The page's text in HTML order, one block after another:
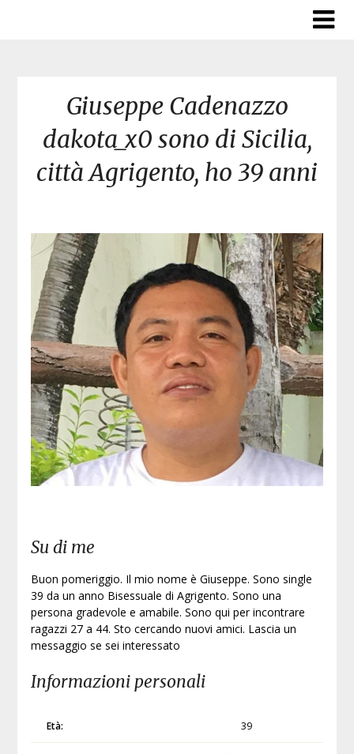
Giuseppe Cadenazzo
dakota_x0 sono di Sicilia,
città Agrigento, ho 39 anni
Su di me
Buon pomeriggio. Il mio nome è Giuseppe. Sono single
39 da un anno Bisessuale di Agrigento. Sono una
persona gradevole e amabile. Sono qui per incontrare
ragazzi 27 a 44. Sto cercando nuovi amici. Lascia un
messaggio se sei interessato
Informazioni personali
Età: 39